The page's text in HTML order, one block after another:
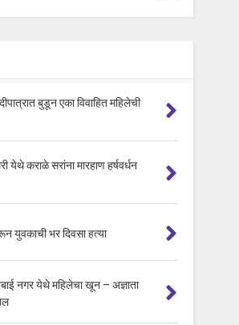
बुडून एका विवाहित महिलेची
येथे कराळे सरांना मारहाण हर्षवर्धन
युवकाची भर दिवसा हत्या
नगर येथे महिलेचा खून – अज्ञाता